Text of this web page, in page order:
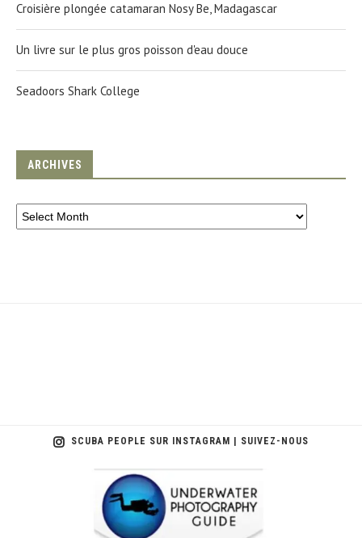
Croisière plongée catamaran Nosy Be, Madagascar
Un livre sur le plus gros poisson d'eau douce
Seadoors Shark College
ARCHIVES
SCUBA PEOPLE SUR INSTAGRAM | SUIVEZ-NOUS
scuba_people_magazine